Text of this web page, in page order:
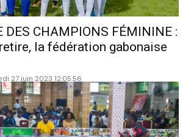
DES CHAMPIONS FÉMININE :
la fédération gabonaise
27 juin 2023 12:05:56